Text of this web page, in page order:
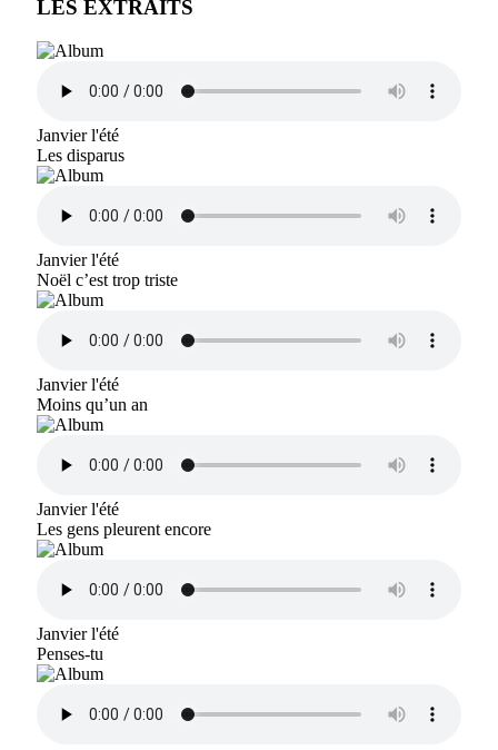
LES EXTRAITS
Janvier l'été
Les disparus
Janvier l'été
Noël c’est trop triste
Janvier l'été
Moins qu’un an
Janvier l'été
Les gens pleurent encore
Janvier l'été
Penses-tu